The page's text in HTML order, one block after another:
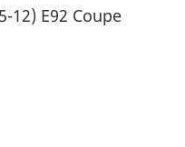
12) E92 Coupe